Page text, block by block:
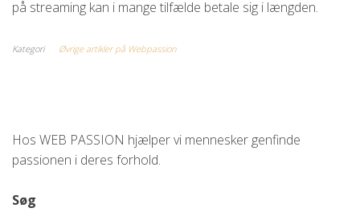
på streaming kan i mange tilfælde betale sig i længden.
Kategori Øvrige artikler på Webpassion
Hos WEB PASSION hjælper vi mennesker genfinde
passionen i deres forhold.
Søg